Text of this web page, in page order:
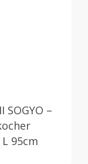
SOGYO –
95cm